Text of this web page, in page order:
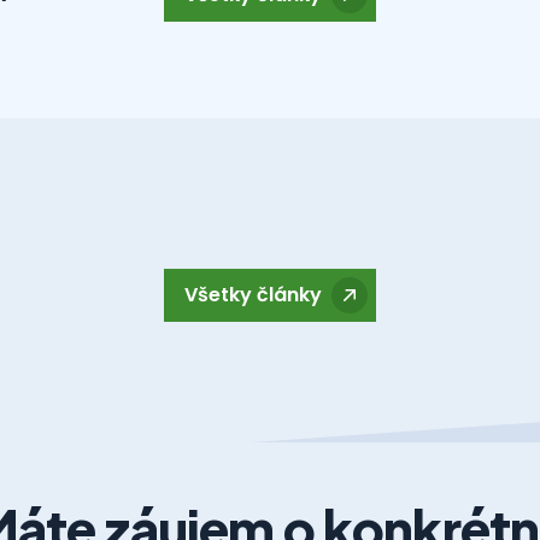
Všetky články